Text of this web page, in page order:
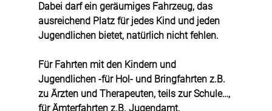
Dabei darf ein geräumiges Fahrzeug, das
ausreichend Platz für jedes Kind und jeden
Jugendlichen bietet, natürlich nicht fehlen.
Für Fahrten mit den Kindern und
Jugendlichen -für Hol- und Bringfahrten z.B.
zu Ärzten und Therapeuten, teils zur Schule…,
für Ämterfahrten z.B. Jugendamt,